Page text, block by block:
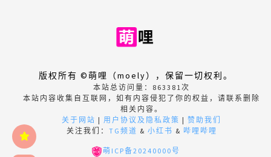
版权所有 ©萌哩（moely），保留一切权利。
本站总访问量： 863381次
本站内容收集自互联网，如有内容侵犯了你的权益，请联系删除
相关内容。
关于网站 | 用户协议及隐私政策 | 赞助我们
关注我们： TG频道 & 小红书 & 哔哩哔哩
萌ICP备20240000号